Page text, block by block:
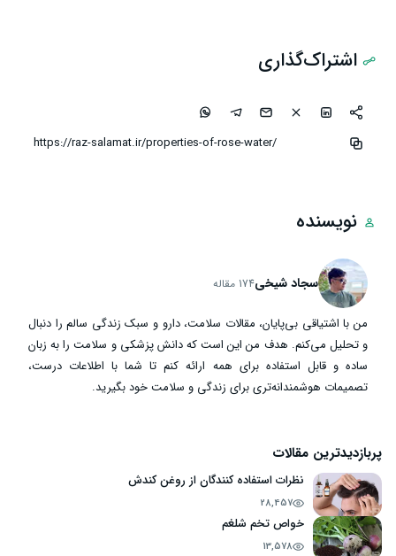
اشتراک‌گذاری
نویسنده
سجاد شیخی174 مقاله
من با اشتیاقی بی‌پایان، مقالات سلامت، دارو و سبک زندگی سالم را دنبال
و تحلیل می‌کنم. هدف من این است که دانش پزشکی و سلامت را به زبان
ساده و قابل استفاده برای همه ارائه کنم تا شما با اطلاعات درست،
تصمیمات هوشمندانه‌تری برای زندگی و سلامت خود بگیرید.
پربازدیدترین مقالات
نظرات استفاده کنندگان از روغن کندش
28,457
خواص تخم شلغم
13,578